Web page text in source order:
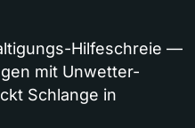
Hilfeschreie —
mit Unwetter-
Schlange in